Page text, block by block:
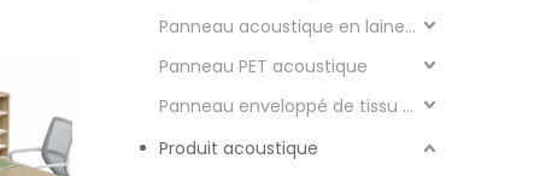
Panneau acoustique en laine de bois
Panneau PET acoustique
Panneau enveloppé de tissu acoustique
Produit acoustique